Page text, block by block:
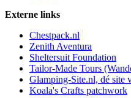
Externe links
Chestpack.nl
Zenith Aventura
Sheltersuit Foundation
Tailor-Made Tours
Glamping-Site.nl, dé site
Koala's Crafts patchwork